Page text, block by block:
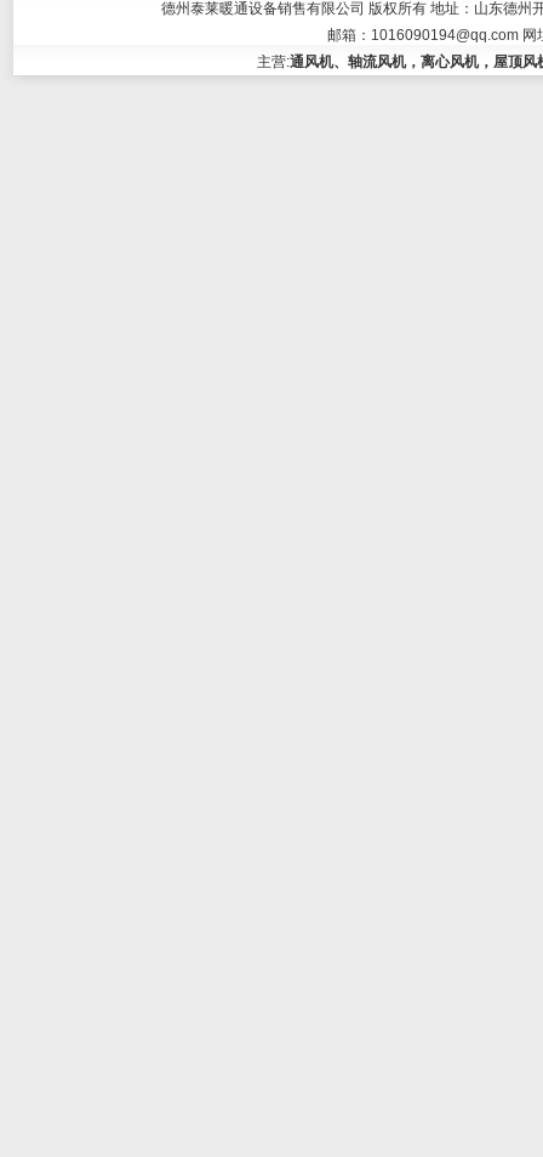
德州泰莱暖通设备销售有限公司 版权所有 地址：山东德
邮箱： 1016090194@qq.com网
主营:通风机、轴流风机，离心风机，屋顶